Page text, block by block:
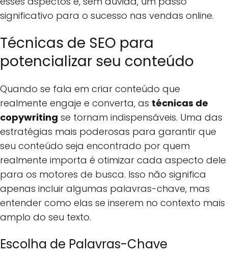
significativo para o sucesso nas vendas online.
Técnicas de SEO para
potencializar seu conteúdo
Quando se fala em criar conteúdo que
realmente engaje e converta, as técnicas de
copywriting se tornam indispensáveis. Uma das
estratégias mais poderosas para garantir que
seu conteúdo seja encontrado por quem
realmente importa é otimizar cada aspecto dele
para os motores de busca. Isso não significa
apenas incluir algumas palavras-chave, mas
entender como elas se inserem no contexto mais
amplo do seu texto.
Escolha de Palavras-Chave